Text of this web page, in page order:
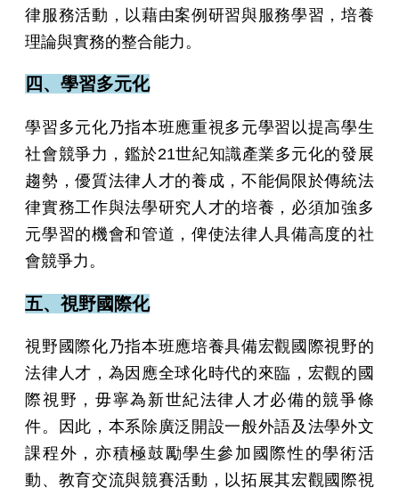
律服務活動，以藉由案例研習與服務學習，培養
理論與實務的整合能力。
四、學習多元化
學習多元化乃指本班應重視多元學習以提高學生
社會競爭力，鑑於21世紀知識產業多元化的發展
趨勢，優質法律人才的養成，不能侷限於傳統法
律實務工作與法學研究人才的培養，必須加強多
元學習的機會和管道，俾使法律人具備高度的社
會競爭力。
五、視野國際化
視野國際化乃指本班應培養具備宏觀國際視野的
法律人才，為因應全球化時代的來臨，宏觀的國
際視野，毋寧為新世紀法律人才必備的競爭條
件。因此，本系除廣泛開設一般外語及法學外文
課程外，亦積極鼓勵學生參加國際性的學術活
動、教育交流與競賽活動，以拓展其宏觀國際視